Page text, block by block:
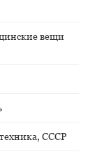
вещи
СССР